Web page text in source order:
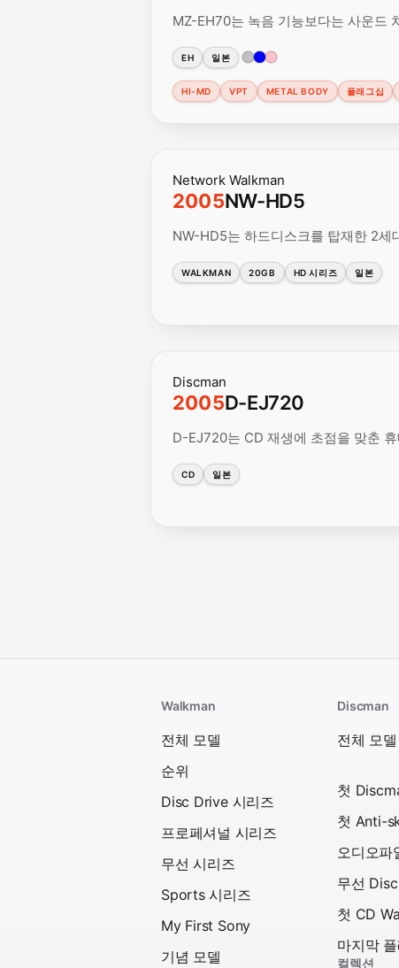
MZ-EH70는 녹음 기능보다는 사운드
EH 일본
HI-MD VPT METAL BODY 플래그십
Network Walkman
2005NW-HD5
NW-HD5는 하드디스크를 탑재한 2
WALKMAN 20GB HD 시리즈 일본
Discman
2005D-EJ720
D-EJ720는 CD 재생에 초점을 맞춘
CD 일본
Walkman
전체 모델
순위
Disc Drive 시리즈
프로페셔널 시리즈
무선 시리즈
Sports 시리즈
My First Sony
기념 모델
Discman
전체 모델
첫
첫 Anti-
오디오파
무선
첫 CD
마지막
컬렉션